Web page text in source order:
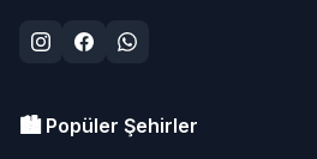
🏙️ Popüler Şehirler